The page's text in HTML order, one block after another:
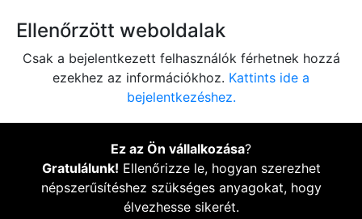
Ellenőrzött weboldalak
Csak a bejelentkezett felhasználók férhetnek hozzá
ezekhez az információkhoz. Kattints ide a
bejelentkezéshez.
Ez az Ön vállalkozása?
Gratulálunk! Ellenőrizze le, hogyan szerezhet
népszerűsítéshez szükséges anyagokat, hogy
élvezhesse sikerét.